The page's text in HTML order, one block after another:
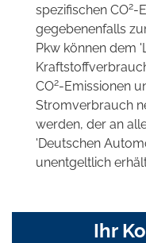
spezifischen CO2-
gegebenenfalls
Pkw können dem
CO2-Emissionen
Stromverbrauch
werden, der an
'Deutschen
unentgeltlich
Ihr